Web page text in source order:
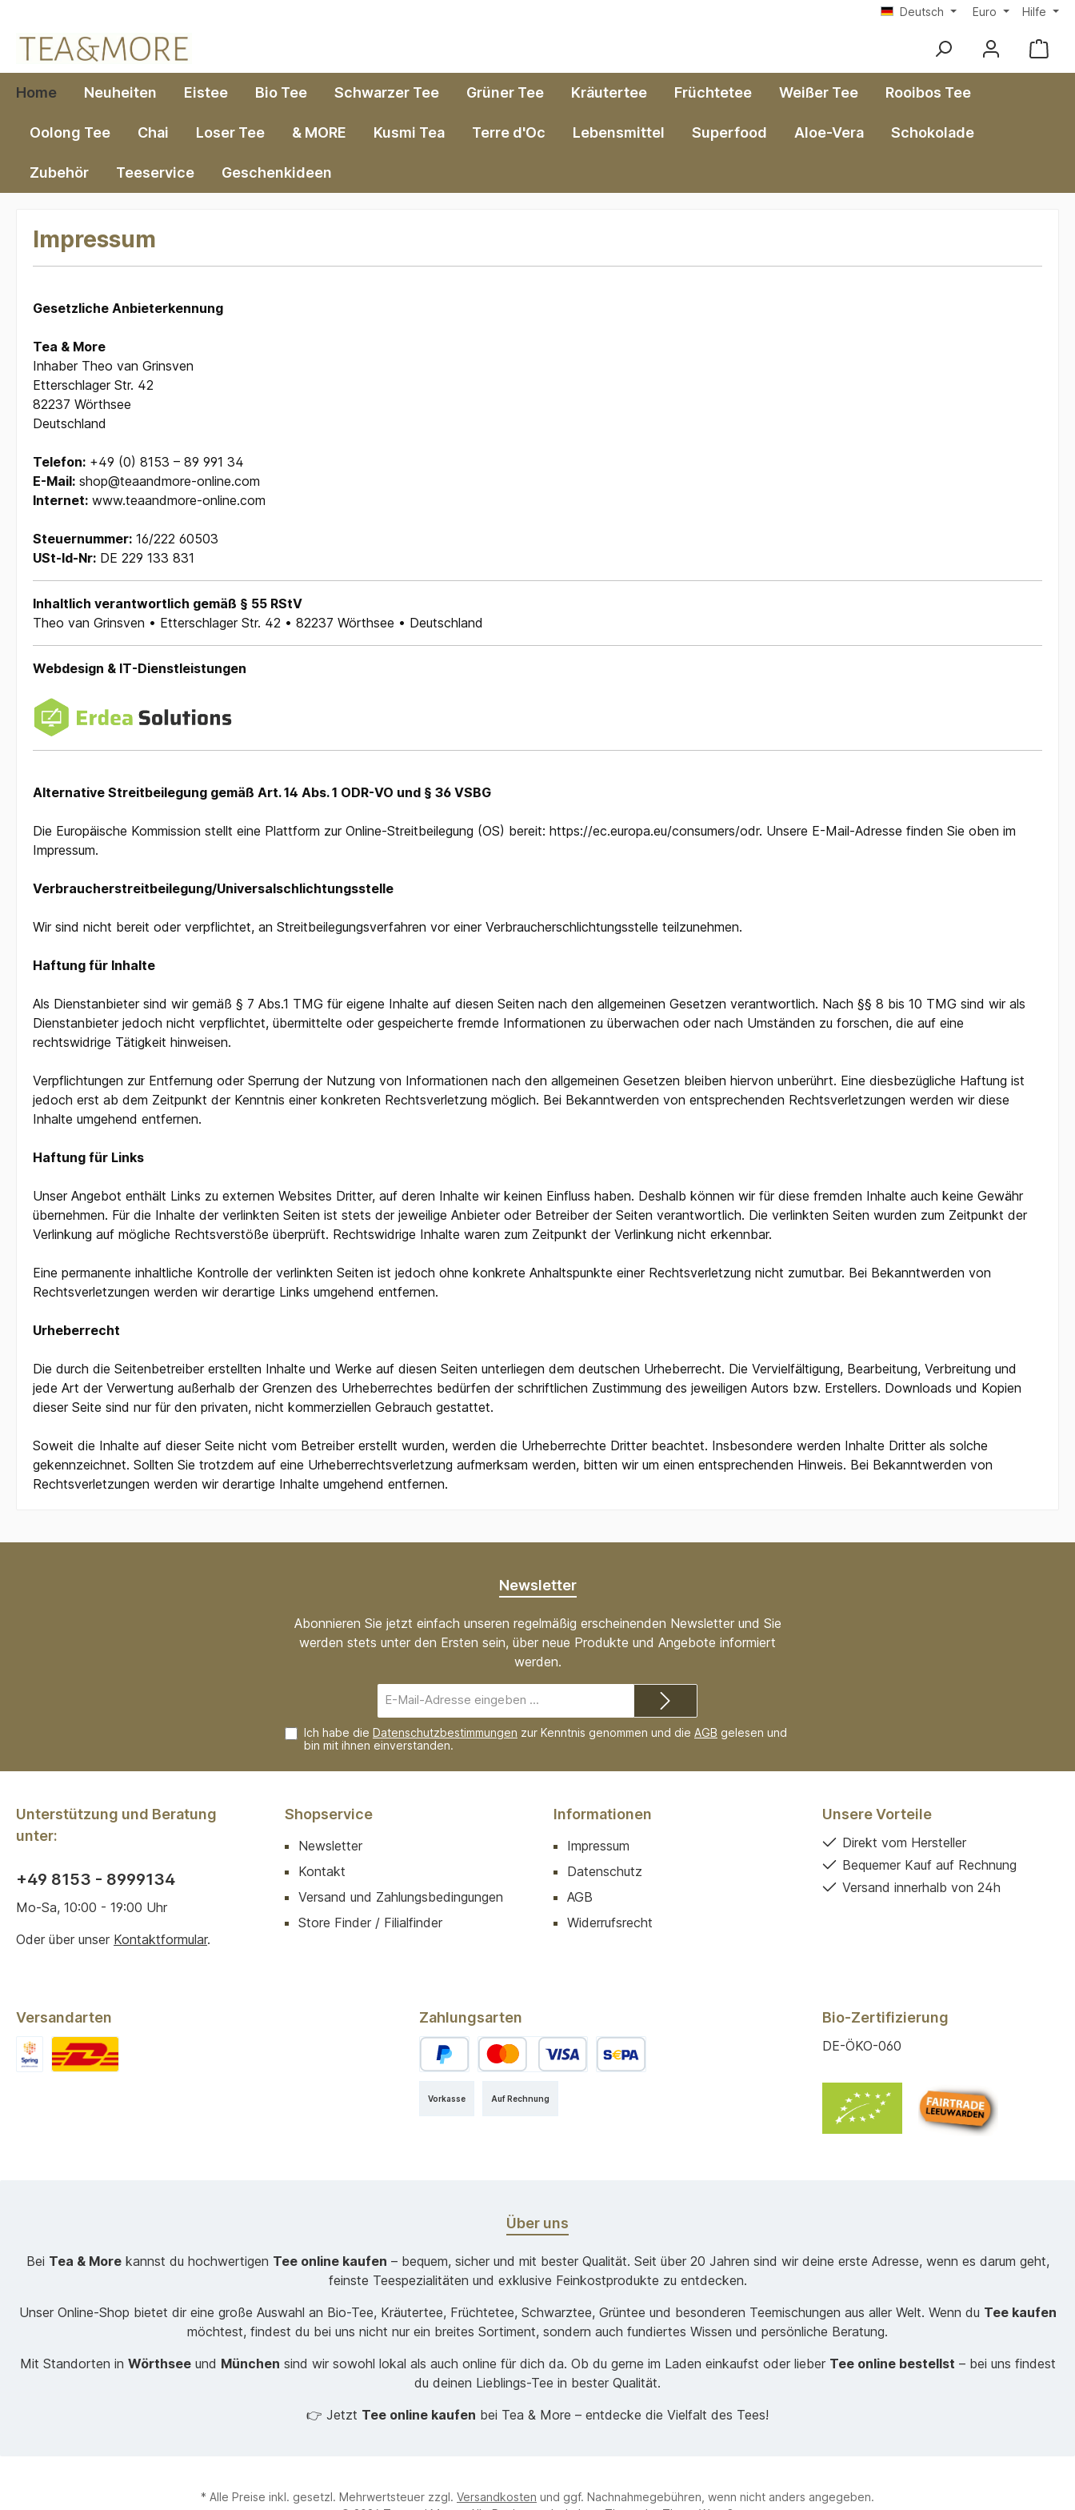
Deutsch Euro Hilfe
Home Neuheiten Eistee Bio Tee Schwarzer Tee Grüner Tee Kräutertee Früchtetee Weißer Tee Rooibos Tee
Oolong Tee Chai Loser Tee & MORE Kusmi Tea Terre d'Oc Lebensmittel Superfood Aloe-Vera Schokolade
Zubehör Teeservice Geschenkideen
Impressum
Gesetzliche Anbieterkennung
Tea & More
Inhaber Theo van Grinsven
Etterschlager Str. 42
82237 Wörthsee
Deutschland
Telefon: +49 (0) 8153 – 89 991 34
E-Mail: shop@teaandmore-online.com
Internet: www.teaandmore-online.com
Steuernummer: 16/222 60503
USt-Id-Nr: DE 229 133 831
Inhaltlich verantwortlich gemäß § 55 RStV
Theo van Grinsven • Etterschlager Str. 42 • 82237 Wörthsee • Deutschland
Webdesign & IT-Dienstleistungen
Alternative Streitbeilegung gemäß Art. 14 Abs. 1 ODR-VO und § 36 VSBG
Die Europäische Kommission stellt eine Plattform zur Online-Streitbeilegung (OS) bereit: https://ec.europa.eu/consumers/odr. Unsere E-Mail-Adresse finden Sie oben im
Impressum.
Verbraucher­streit­beilegung/Universal­schlichtungs­stelle
Wir sind nicht bereit oder verpflichtet, an Streitbeilegungsverfahren vor einer Verbraucherschlichtungsstelle teilzunehmen.
Haftung für Inhalte
Als Dienstanbieter sind wir gemäß § 7 Abs.1 TMG für eigene Inhalte auf diesen Seiten nach den allgemeinen Gesetzen verantwortlich. Nach §§ 8 bis 10 TMG sind wir als
Dienstanbieter jedoch nicht verpflichtet, übermittelte oder gespeicherte fremde Informationen zu überwachen oder nach Umständen zu forschen, die auf eine
rechtswidrige Tätigkeit hinweisen.
Verpflichtungen zur Entfernung oder Sperrung der Nutzung von Informationen nach den allgemeinen Gesetzen bleiben hiervon unberührt. Eine diesbezügliche Haftung ist
jedoch erst ab dem Zeitpunkt der Kenntnis einer konkreten Rechtsverletzung möglich. Bei Bekanntwerden von entsprechenden Rechtsverletzungen werden wir diese
Inhalte umgehend entfernen.
Haftung für Links
Unser Angebot enthält Links zu externen Websites Dritter, auf deren Inhalte wir keinen Einfluss haben. Deshalb können wir für diese fremden Inhalte auch keine Gewähr
übernehmen. Für die Inhalte der verlinkten Seiten ist stets der jeweilige Anbieter oder Betreiber der Seiten verantwortlich. Die verlinkten Seiten wurden zum Zeitpunkt der
Verlinkung auf mögliche Rechtsverstöße überprüft. Rechtswidrige Inhalte waren zum Zeitpunkt der Verlinkung nicht erkennbar.
Eine permanente inhaltliche Kontrolle der verlinkten Seiten ist jedoch ohne konkrete Anhaltspunkte einer Rechtsverletzung nicht zumutbar. Bei Bekanntwerden von
Rechtsverletzungen werden wir derartige Links umgehend entfernen.
Urheberrecht
Die durch die Seitenbetreiber erstellten Inhalte und Werke auf diesen Seiten unterliegen dem deutschen Urheberrecht. Die Vervielfältigung, Bearbeitung, Verbreitung und
jede Art der Verwertung außerhalb der Grenzen des Urheberrechtes bedürfen der schriftlichen Zustimmung des jeweiligen Autors bzw. Erstellers. Downloads und Kopien
dieser Seite sind nur für den privaten, nicht kommerziellen Gebrauch gestattet.
Soweit die Inhalte auf dieser Seite nicht vom Betreiber erstellt wurden, werden die Urheberrechte Dritter beachtet. Insbesondere werden Inhalte Dritter als solche
gekennzeichnet. Sollten Sie trotzdem auf eine Urheberrechtsverletzung aufmerksam werden, bitten wir um einen entsprechenden Hinweis. Bei Bekanntwerden von
Rechtsverletzungen werden wir derartige Inhalte umgehend entfernen.
Newsletter
Abonnieren Sie jetzt einfach unseren regelmäßig erscheinenden Newsletter und Sie
werden stets unter den Ersten sein, über neue Produkte und Angebote informiert
werden.
Mail-
Adresse*
Ich habe die Datenschutzbestimmungen zur Kenntnis genommen und die AGB gelesen und
bin mit ihnen einverstanden.
Unterstützung und Beratung
unter:
+49 8153 - 8999134
Mo-Sa, 10:00 - 19:00 Uhr
Oder über unser Kontaktformular.
Shopservice
Newsletter
Kontakt
Versand und Zahlungsbedingungen
Store Finder / Filialfinder
Informationen
Impressum
Datenschutz
AGB
Widerrufsrecht
Unsere Vorteile
Direkt vom Hersteller
Bequemer Kauf auf Rechnung
Versand innerhalb von 24h
Versandarten Zahlungsarten
Auf Rechnung
Vorkasse
Bio-Zertifizierung
DE-ÖKO-060
Über uns
Bei Tea & Morekannst du hochwertigen Tee online kaufen – bequem, sicher und mit bester Qualität. Seit über 20 Jahren sind wir deine erste Adresse, wenn es darum geht,
feinste Teespezialitäten und exklusive Feinkostprodukte zu entdecken.
Unser Online-Shop bietet dir eine große Auswahl an Bio-Tee, Kräutertee, Früchtetee, Schwarztee, Grüntee und besonderen Teemischungen aus aller Welt. Wenn du Tee kaufen
möchtest, findest du bei uns nicht nur ein breites Sortiment, sondern auch fundiertes Wissen und persönliche Beratung.
Mit Standorten in Wörthseeund München sind wir sowohl lokal als auch online für dich da. Ob du gerne im Laden einkaufst oder lieber Tee online bestellst – bei uns findest
du deinen Lieblings-Tee in bester Qualität.
👉 Jetzt Tee online kaufen bei Tea & More – entdecke die Vielfalt des Tees!
* Alle Preise inkl. gesetzl. Mehrwertsteuer zzgl. Versandkosten und ggf. Nachnahmegebühren, wenn nicht anders angegeben.